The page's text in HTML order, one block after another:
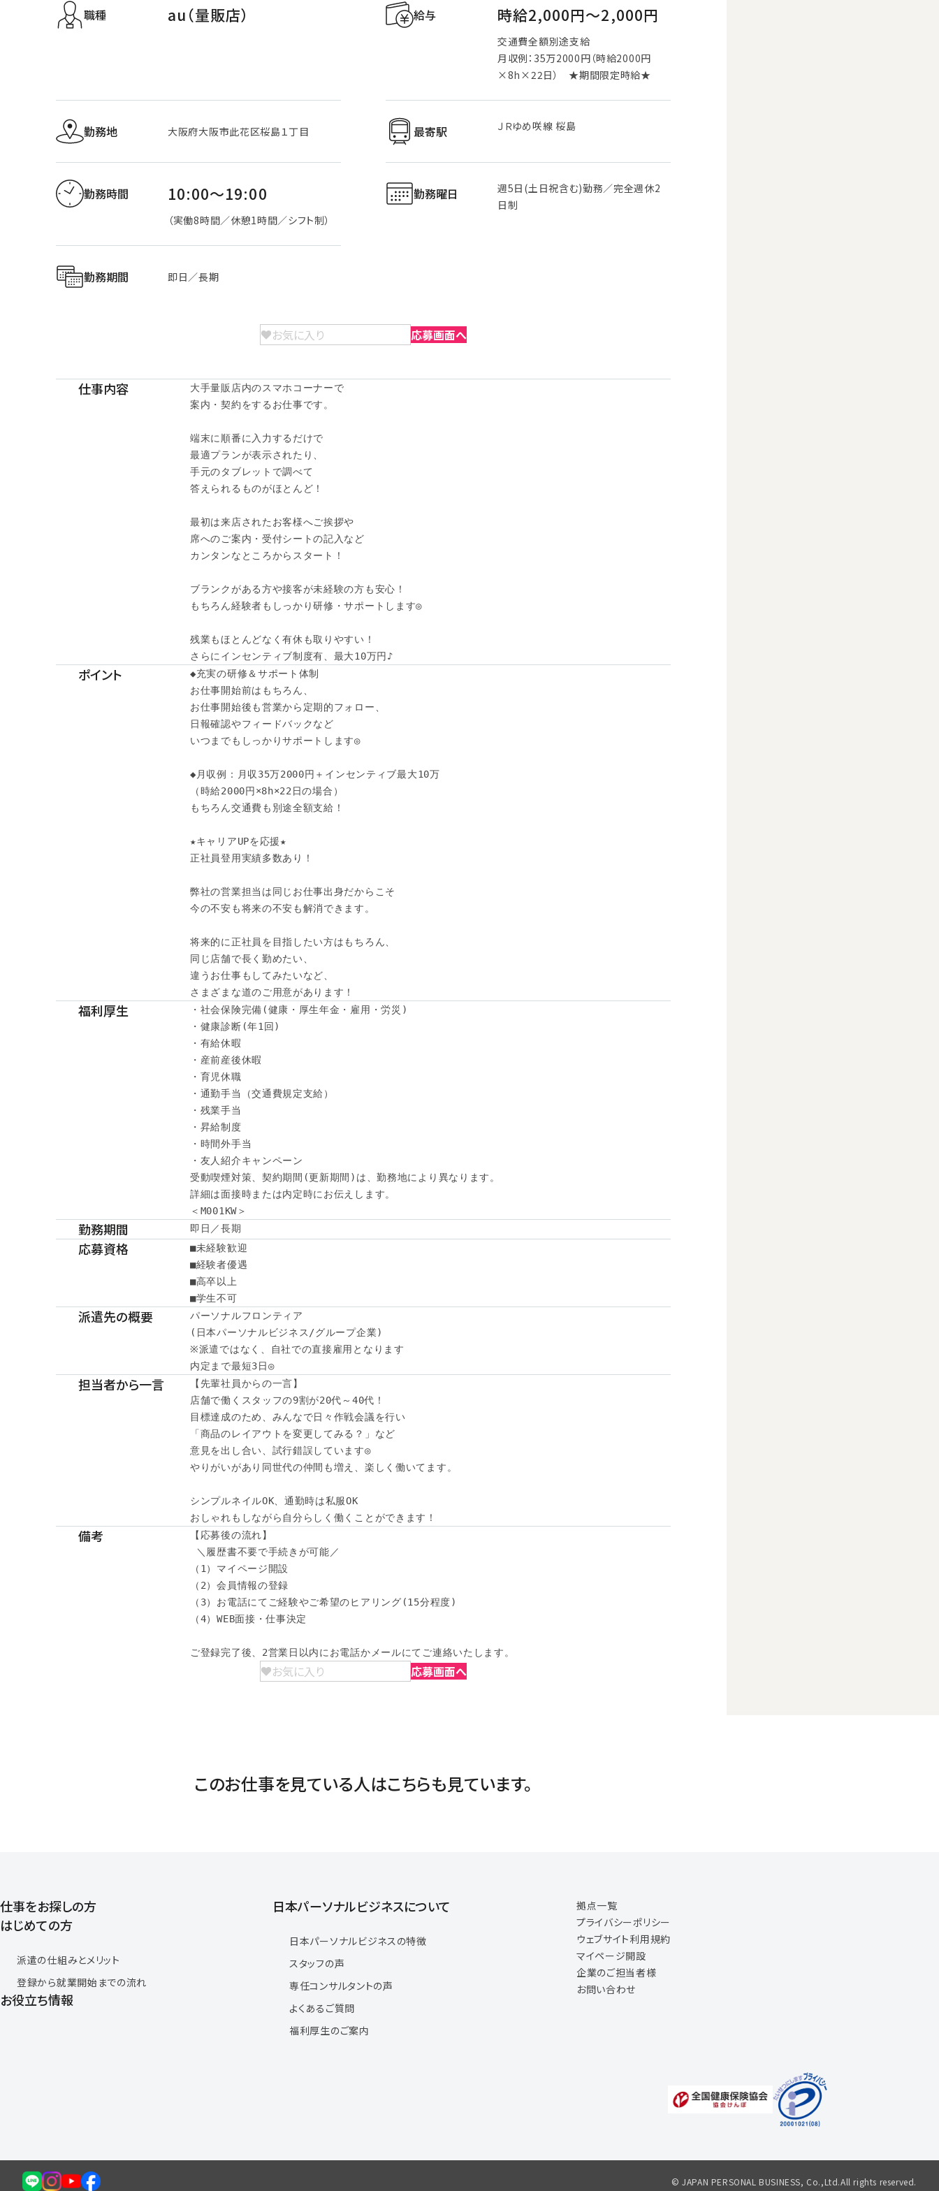
職種 au（量販店） 給与 時給2,000円〜2,000円
交通費全額別途支給
月収例：35万2000円（時給2000円
×8h×22日） ★期間限定時給★
勤務地 大阪府大阪市此花区桜島１丁目 最寄駅 ＪＲゆめ咲線 桜島
勤務時間 10:00～19:00
（実働8時間／休憩1時間／シフト制）
勤務曜日
週5日(土日祝含む)勤務／完全週休2
日制
勤務期間 即日／長期
お気に入り 応募画面へ
仕事内容
大手量販店内のスマホコーナーで
案内・契約をするお仕事です。
端末に順番に入力するだけで
最適プランが表示されたり、
手元のタブレットで調べて
答えられるものがほとんど！
最初は来店されたお客様へご挨拶や
席へのご案内・受付シートの記入など
カンタンなところからスタート！
ブランクがある方や接客が未経験の方も安心！
もちろん経験者もしっかり研修・サポートします◎
残業もほとんどなく有休も取りやすい！
さらにインセンティブ制度有、最大10万円♪
ポイント
◆充実の研修＆サポート体制
お仕事開始前はもちろん、
お仕事開始後も営業から定期的フォロー、
日報確認やフィードバックなど
いつまでもしっかりサポートします◎
◆月収例：月収35万2000円＋インセンティブ最大10万
（時給2000円×8h×22日の場合）
もちろん交通費も別途全額支給！
★キャリアUPを応援★
正社員登用実績多数あり！
弊社の営業担当は同じお仕事出身だからこそ
今の不安も将来の不安も解消できます。
将来的に正社員を目指したい方はもちろん、
同じ店舗で長く勤めたい、
違うお仕事もしてみたいなど、
さまざまな道のご用意があります！
福利厚生
・社会保険完備(健康・厚生年金・雇用・労災)
・健康診断(年1回)
・有給休暇
・産前産後休暇
・育児休職
・通勤手当（交通費規定支給）
・残業手当
・昇給制度
・時間外手当
・友人紹介キャンペーン
受動喫煙対策、契約期間(更新期間)は、勤務地により異なります。
詳細は面接時または内定時にお伝えします。
＜M001KW＞
勤務期間 即日／長期
応募資格
■未経験歓迎
■経験者優遇
■高卒以上
■学生不可
派遣先の概要
パーソナルフロンティア
(日本パーソナルビジネス/グループ企業)
※派遣ではなく、自社での直接雇用となります
内定まで最短3日◎
担当者から一言
【先輩社員からの一言】
店舗で働くスタッフの9割が20代～40代！
目標達成のため、みんなで日々作戦会議を行い
「商品のレイアウトを変更してみる？」など
意見を出し合い、試行錯誤しています◎
やりがいがあり同世代の仲間も増え、楽しく働いてます。
シンプルネイルOK、通勤時は私服OK
おしゃれもしながら自分らしく働くことができます！
備考
【応募後の流れ】
＼履歴書不要で手続きが可能／
（1）マイページ開設
（2）会員情報の登録
（3）お電話にてご経験やご希望のヒアリング(15分程度)
（4）WEB面接・仕事決定
ご登録完了後、2営業日以内にお電話かメールにてご連絡いたします。
お気に入り 応募画面へ
このお仕事を見ている人はこちらも見ています。
仕事をお探しの方
はじめての方
派遣の仕組みとメリット
登録から就業開始までの流れ
お役立ち情報
日本パーソナルビジネスについて
日本パーソナルビジネスの特徴
スタッフの声
専任コンサルタントの声
よくあるご質問
福利厚生のご案内
拠点一覧
プライバシーポリシー
ウェブサイト利用規約
マイページ開設
企業のご担当者様
お問い合わせ
© JAPAN PERSONAL BUSINESS, Co.,Ltd.All rights reserved.